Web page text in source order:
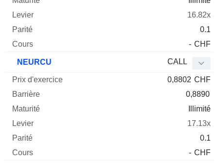
16.82x
0.1
- CHF
NEURCU CALL
0,8802 CHF
0,8890
Illimité
17.13x
0.1
- CHF